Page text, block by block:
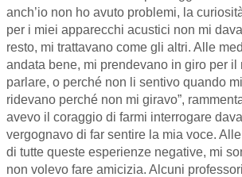
anch’io non ho avuto problemi, la
per i miei apparecchi acustici non mi
resto, mi trattavano come gli altri. Alle
andata bene, mi prendevano in giro per il
parlare, o perché non li sentivo quando
ridevano perché non mi giravo”,
avevo il coraggio di farmi interrogare
vergognavo di far sentire la mia voce.
di tutte queste esperienze negative, mi
non volevo fare amicizia. Alcuni